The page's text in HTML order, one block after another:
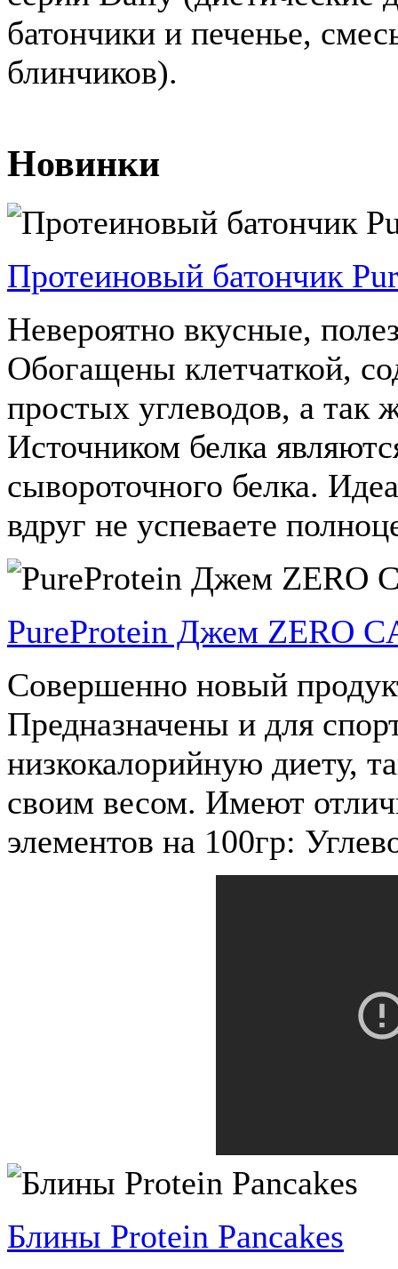
батончики и печенье,
блинчиков).
Новинки
Протеиновый батончик
Невероятно вкусные,
Обогащены клетчаткой,
простых углеводов, а так
Источником белка
сывороточного белка.
вдруг не успеваете
PureProtein Джем ZERO
Совершенно новый
Предназначены и для
низкокалорийную диету,
своим весом. Имеют
элементов на 100гр:
Блины Protein Pancakes